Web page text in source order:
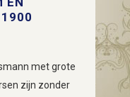
1900
met grote
zijn zonder